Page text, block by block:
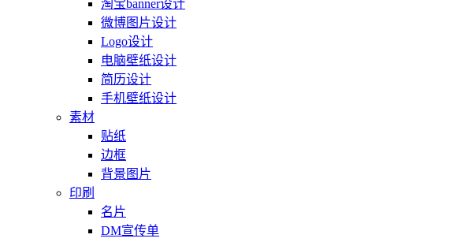
淘宝banner设计
微博图片设计
Logo设计
电脑壁纸设计
简历设计
手机壁纸设计
素材
贴纸
边框
背景图片
印刷
名片
DM宣传单